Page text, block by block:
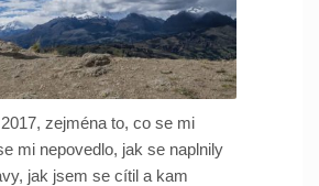
zejména to, co se mi
mi nepovedlo, jak se naplnily
jak jsem se cítil a kam